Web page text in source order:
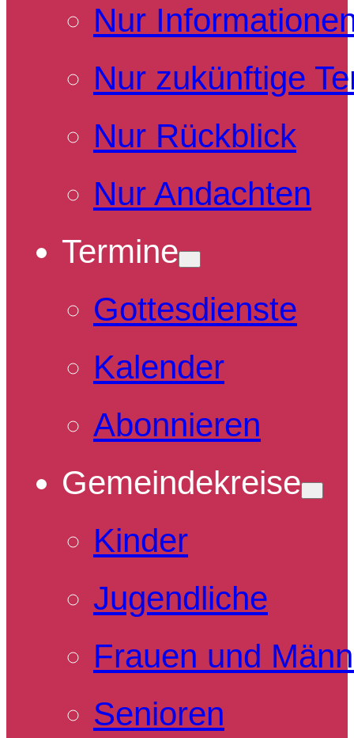
Nur
Nur zukünftige
Nur Rückblick
Nur Andachten
Termine
Gottesdienste
Kalender
Abonnieren
Gemeindekreise
Kinder
Jugendliche
Frauen und
Senioren